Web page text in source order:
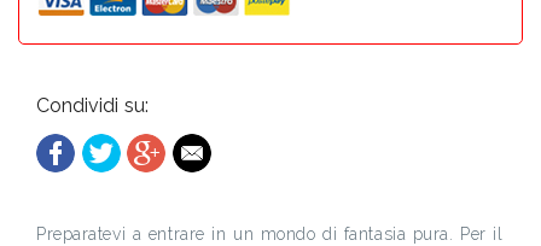
Condividi su:
Preparatevi a entrare in un mondo di fantasia pura. Per il